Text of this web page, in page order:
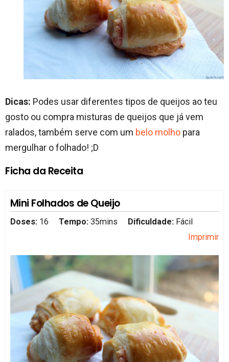
Dicas: Podes usar diferentes tipos de queijos ao teu
gosto ou compra misturas de queijos que já vem
ralados, também serve com um belo molho para
mergulhar o folhado! ;D
Ficha da Receita
Mini Folhados de Queijo
Doses: 16 Tempo: 35mins Dificuldade: Fácil
Imprimir